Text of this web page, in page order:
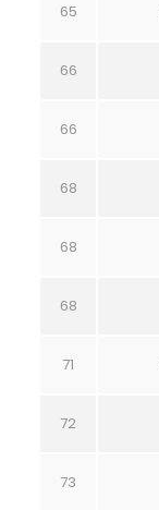
65
66
66
68
68
68
71
72
73